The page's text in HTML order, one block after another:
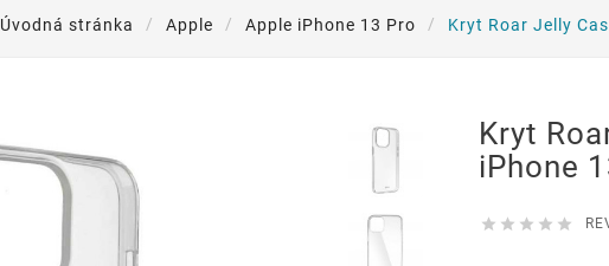
Úvodná stránka Apple Apple iPhone 13 Pro Kryt Roar Jelly
Kryt
iPhone
    